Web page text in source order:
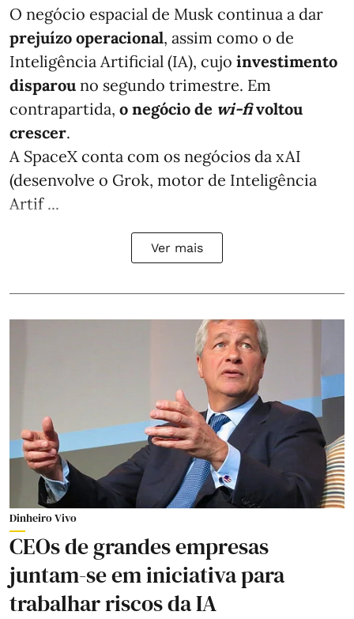
O negócio espacial de Musk continua a dar
prejuízo operacional, assim como o de
Inteligência Artificial (IA), cujo investimento
disparou no segundo trimestre. Em
contrapartida, o negócio de wi-fivoltou
crescer.
A SpaceX conta com os negócios da xAI
(desenvolve o Grok, motor de Inteligência
Artif ...
Ver mais
Dinheiro Vivo
CEOs de grandes empresas
juntam-se em iniciativa para
trabalhar riscos da IA